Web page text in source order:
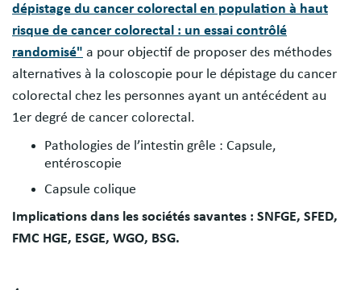
dépistage du cancer colorectal en population à haut
risque de cancer colorectal : un essai contrôlé
randomisé" a pour objectif de proposer des méthodes
alternatives à la coloscopie pour le dépistage du cancer
colorectal chez les personnes ayant un antécédent au
1er degré de cancer colorectal.
Pathologies de l’intestin grêle : Capsule,
entéroscopie
Capsule colique
Implications dans les sociétés savantes : SNFGE, SFED,
FMC HGE, ESGE, WGO, BSG.